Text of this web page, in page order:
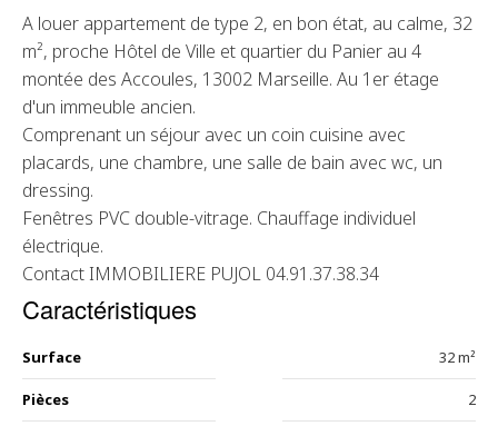
A louer appartement de type 2, en bon état, au calme, 32
m², proche Hôtel de Ville et quartier du Panier au 4
montée des Accoules, 13002 Marseille. Au 1er étage
d'un immeuble ancien.
Comprenant un séjour avec un coin cuisine avec
placards, une chambre, une salle de bain avec wc, un
dressing.
Fenêtres PVC double-vitrage. Chauffage individuel
électrique.
Contact IMMOBILIERE PUJOL 04.91.37.38.34
Caractéristiques
Surface 32 m²
Pièces 2